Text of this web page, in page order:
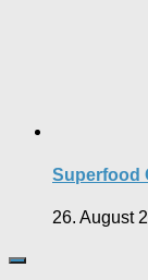
Superfood
26. August